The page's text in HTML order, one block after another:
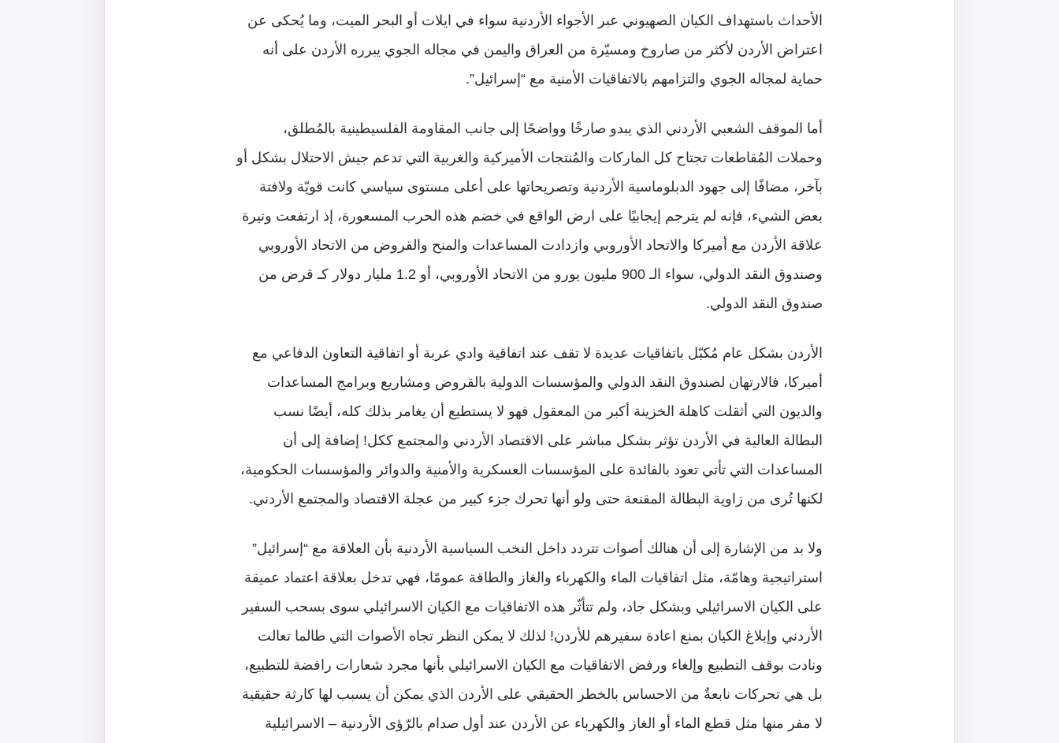
الأحداث باستهداف الكيان الصهيوني عبر الأجواء الأردنية سواء في ايلات أو البحر الميت، وما يُحكى عن
اعتراض الأردن لأكثر من صاروخ ومسيّرة من العراق واليمن في مجاله الجوي يبرره الأردن على أنه
حماية لمجاله الجوي والتزامهم بالاتفاقيات الأمنية مع “إسرائيل”.
أما الموقف الشعبي الأردني الذي يبدو صارخًا وواضحًا إلى جانب المقاومة الفلسيطينية بالمُطلق،
وحملات المُقاطعات تجتاح كل الماركات والمُنتجات الأميركية والغربية التي تدعم جيش الاحتلال بشكل أو
بآخر، مضافًا إلى جهود الدبلوماسية الأردنية وتصريحاتها على أعلى مستوى سياسي كانت قويّة ولافتة
بعض الشيء، فإنه لم يترجم إيجابيًا على ارض الواقع في خضم هذه الحرب المسعورة، إذ ارتفعت وتيرة
علاقة الأردن مع أميركا والاتحاد الأوروبي وازدادت المساعدات والمنح والقروض من الاتحاد الأوروبي
وصندوق النقد الدولي، سواء الـ 900 مليون يورو من الاتحاد الأوروبي، أو 1.2 مليار دولار كـ قرض من
صندوق النقد الدولي.
الأردن بشكل عام مُكبّل باتفاقيات عديدة لا تقف عند اتفاقية وادي عربة أو اتفاقية التعاون الدفاعي مع
أميركا، فالارتهان لصندوق النقد الدولي والمؤسسات الدولية بالقروض ومشاريع وبرامج المساعدات
والديون التي أثقلت كاهلة الخزينة أكبر من المعقول فهو لا يستطيع أن يغامر بذلك كله، أيضًا نسب
البطالة العالية في الأردن تؤثر بشكل مباشر على الاقتصاد الأردني والمجتمع ككل! إضافة إلى أن
المساعدات التي تأتي تعود بالفائدة على المؤسسات العسكرية والأمنية والدوائر والمؤسسات الحكومية،
لكنها تُرى من زاوية البطالة المقنعة حتى ولو أنها تحرك جزء كبير من عجلة الاقتصاد والمجتمع الأردني.
ولا بد من الإشارة إلى أن هنالك أصوات تتردد داخل النخب السياسية الأردنية بأن العلاقة مع “إسرائيل”
استراتيجية وهامّة، مثل اتفاقيات الماء والكهرباء والغاز والطاقة عمومًا، فهي تدخل بعلاقة اعتماد عميقة
على الكيان الاسرائيلي وبشكل جاد، ولم تتأثّر هذه الاتفاقيات مع الكيان الاسرائيلي سوى بسحب السفير
الأردني وإبلاغ الكيان بمنع اعادة سفيرهم للأردن! لذلك لا يمكن النظر تجاه الأصوات التي طالما تعالت
ونادت بوقف التطبيع وإلغاء ورفض الاتفاقيات مع الكيان الاسرائيلي بأنها مجرد شعارات رافضة للتطبيع،
بل هي تحركات نابعةٌ من الاحساس بالخطر الحقيقي على الأردن الذي يمكن أن يسبب لها كارثة حقيقية
لا مفر منها مثل قطع الماء أو الغاز والكهرباء عن الأردن عند أول صدام بالرّؤى الأردنية – الاسرائيلية